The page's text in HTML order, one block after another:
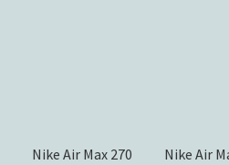
Nike Air Max 270 Nike Air